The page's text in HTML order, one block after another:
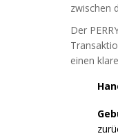
zwischen
Der
einen